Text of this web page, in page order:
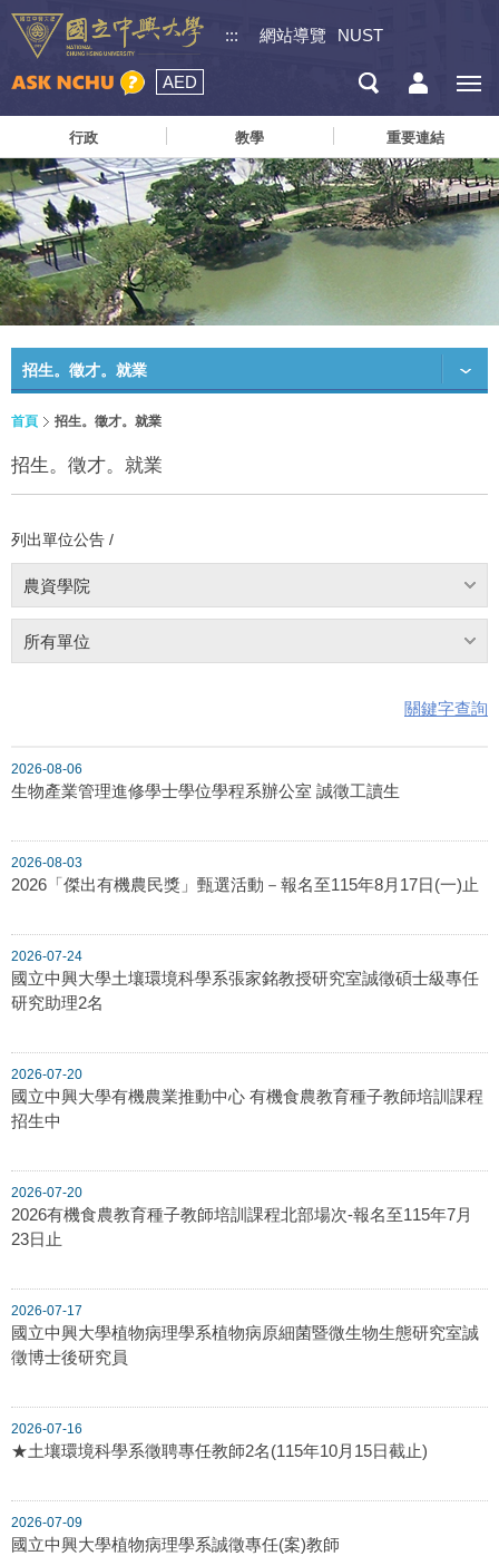
::: 網站導覽 NUST
AED
行政 教學 重要連結
招生。徵才。就業
首頁 招生。徵才。就業
招生。徵才。就業
列出單位公告 /
農資學院
所有單位
關鍵字查詢
2026-08-06
生物產業管理進修學士學位學程系辦公室 誠徵工讀生
2026-08-03
2026「傑出有機農民獎」甄選活動－報名至115年8月17日(一)止
2026-07-24
國立中興大學土壤環境科學系張家銘教授研究室誠徵碩士級專任
研究助理2名
2026-07-20
國立中興大學有機農業推動中心 有機食農教育種子教師培訓課程
招生中
2026-07-20
2026有機食農教育種子教師培訓課程北部場次-報名至115年7月
23日止
2026-07-17
國立中興大學植物病理學系植物病原細菌暨微生物生態研究室誠
徵博士後研究員
2026-07-16
★土壤環境科學系徵聘專任教師2名(115年10月15日截止)
2026-07-09
國立中興大學植物病理學系誠徵專任(案)教師